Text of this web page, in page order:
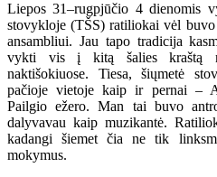
Liepos 31–rugpjūčio 4 dienomis
stovykloje (TŠS) ratiliokai vėl buvo
ansambliui. Jau tapo tradicija
vykti vis į kitą šalies kraštą
naktišokiuose. Tiesa, šiųmetė
pačioje vietoje kaip ir pernai –
Pailgio ežero. Man tai buvo
dalyvavau kaip muzikantė.
kadangi šiemet čia ne tik
mokymus.